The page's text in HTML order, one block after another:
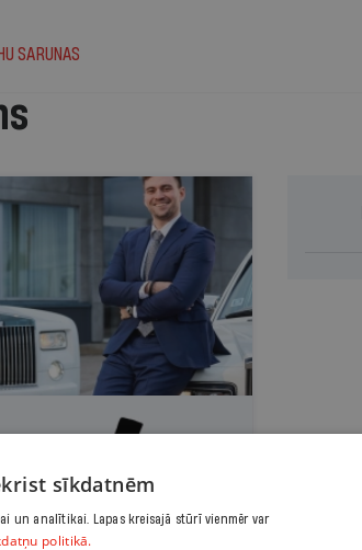
SARUNAS
sīkdatnēm
un analītikai. Lapas kreisajā stūrī vienmēr var
politikā.